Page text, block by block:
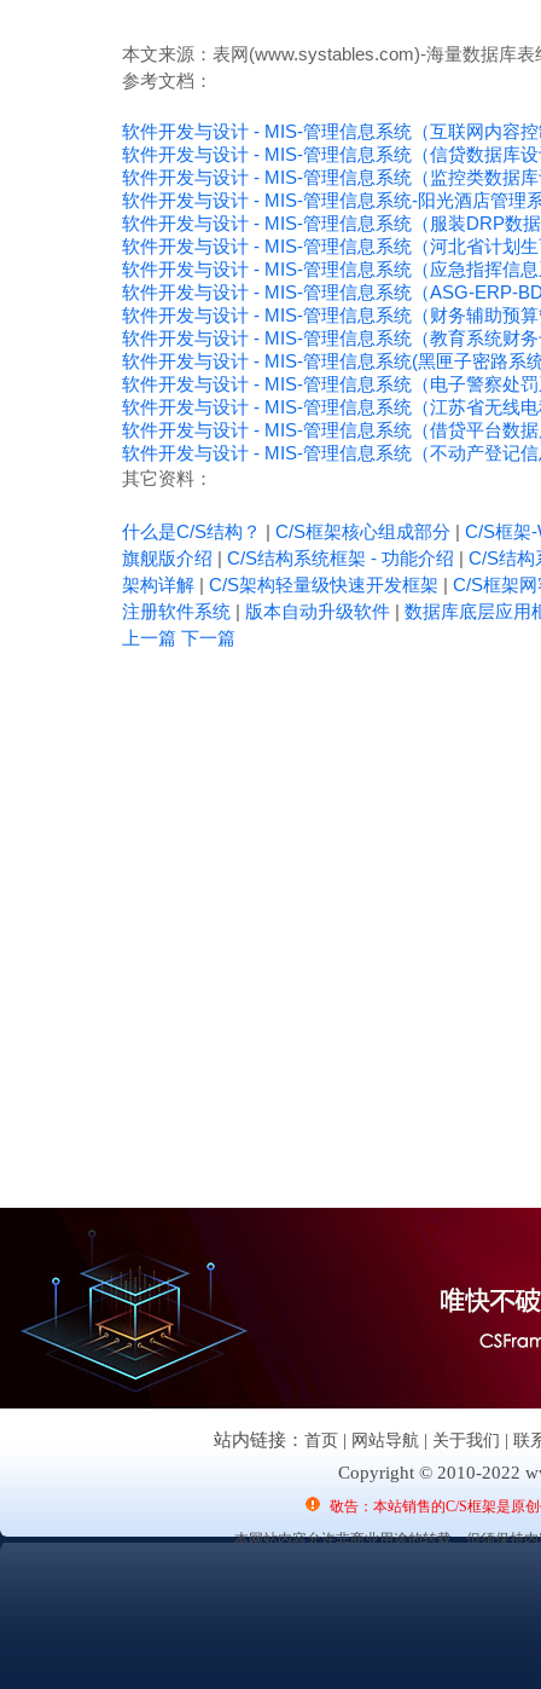
本文来源：表网(www.systables.com)-海量数据库
参考文档：
软件开发与设计 - MIS-管理信息系统（互联网内容
软件开发与设计 - MIS-管理信息系统（信贷数据库
软件开发与设计 - MIS-管理信息系统（监控类数据
软件开发与设计 - MIS-管理信息系统-阳光酒店管理
软件开发与设计 - MIS-管理信息系统（服装DRP数
软件开发与设计 - MIS-管理信息系统（河北省计划
软件开发与设计 - MIS-管理信息系统（应急指挥信
软件开发与设计 - MIS-管理信息系统（ASG-ERP-
软件开发与设计 - MIS-管理信息系统（财务辅助预
软件开发与设计 - MIS-管理信息系统（教育系统财
软件开发与设计 - MIS-管理信息系统(黑匣子密路系
软件开发与设计 - MIS-管理信息系统（电子警察处
软件开发与设计 - MIS-管理信息系统（江苏省无线
软件开发与设计 - MIS-管理信息系统（借贷平台数
软件开发与设计 - MIS-管理信息系统（不动产登记
其它资料：
什么是C/S结构？ | C/S框架核心组成部分 | C/S框架
旗舰版介绍 | C/S结构系统框架 - 功能介绍 | C/S结构
架构详解 | C/S架构轻量级快速开发框架 | C/S框架
注册软件系统 | 版本自动升级软件 | 数据库底层应用
上一篇 下一篇
站内链接： 首页 | 网站导航 | 关于我们 | 联
Copyright © 2010-2022
敬告：本站销售的C/S框架是原
本网站内容允许非商业用途的转载，但须保持